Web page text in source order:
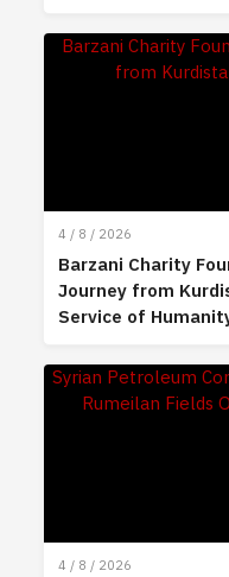
4 / 8 / 2026
Barzani Charity
Journey from
Service of
4 / 8 / 2026